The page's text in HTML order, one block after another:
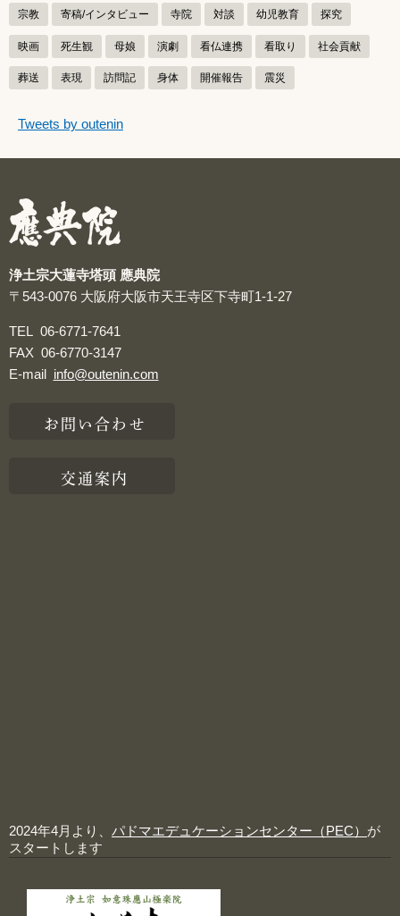
宗教 寄稿/インタビュー 寺院 対談 幼児教育 探究
映画 死生観 母娘 演劇 看仏連携 看取り 社会貢献
葬送 表現 訪問記 身体 開催報告 震災
つぶやき
つぶやきをスキップする
Tweets by outenin
浄土宗大蓮寺塔頭 應典院
〒543-0076 大阪府大阪市天王寺区下寺町1-1-27
TEL 06-6771-7641
FAX 06-6770-3147
E-mail info@outenin.com
お問い合わせ
交通案内
2024年4月より、 パドマエデュケーションセンター（PEC） が
スタートします